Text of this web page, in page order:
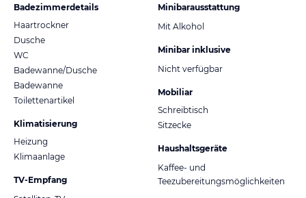
Badezimmerdetails
Haartrockner
Dusche
WC
Badewanne/Dusche
Badewanne
Toilettenartikel
Klimatisierung
Heizung
Klimaanlage
TV-Empfang
Minibarausstattung
Mit Alkohol
Minibar inklusive
Nicht verfügbar
Mobiliar
Schreibtisch
Sitzecke
Haushaltsgeräte
Kaffee- und
Teezubereitungsmöglichkeiten